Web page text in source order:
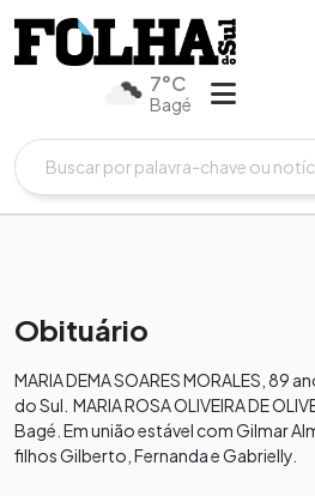
7°C
Bagé
Obituário
MARIA DEMA SOARES MORALES, 89
do Sul. MARIA ROSA OLIVEIRA DE
Bagé. Em união estável com Gilmar
filhos Gilberto, Fernanda e Gabrielly.